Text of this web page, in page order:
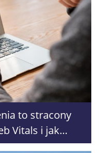
to stracony
Vitals i jak